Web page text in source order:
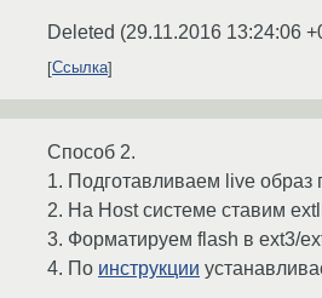
Deleted (29.11.2016 13:24:06
Ссылка
Способ 2.
1. Подготавливаем live образ
2. На Host системе ставим
3. Форматируем flash в ext3/
4. По инструкции